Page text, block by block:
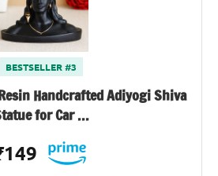
BESTSELLER #3
Handcrafted Adiyogi Shiva
for Car …